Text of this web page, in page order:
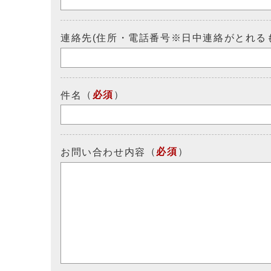
連絡先(住所・電話番号※日中連絡がとれる
件名 （ 必須 ）
お問い合わせ内容 （ 必須 ）